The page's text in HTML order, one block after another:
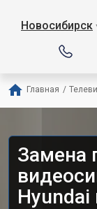
Новосибирск
Главная /
Замена
Hyundai